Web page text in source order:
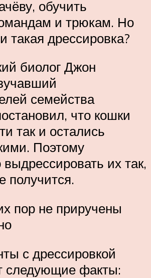
обучить
и трюкам. Но
такая дрессировка?
биолог Джон
семейства
что кошки
так и остались
Поэтому
их так,
получится.
пор не приручены
с дрессировкой
следующие факты: